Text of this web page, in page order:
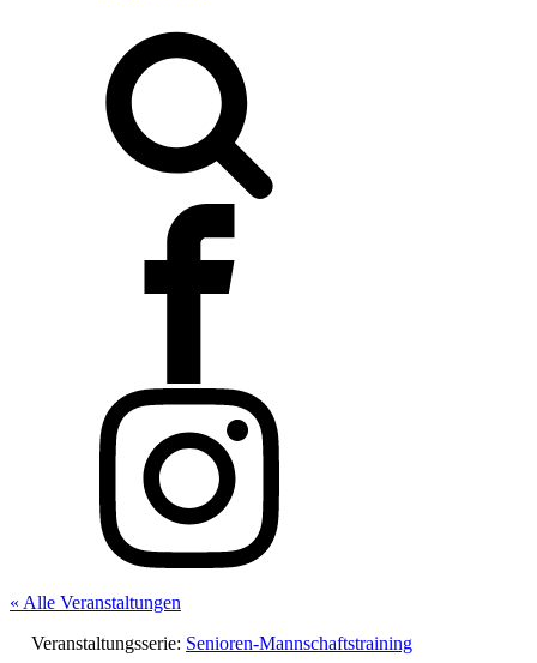
« Alle Veranstaltungen
Veranstaltungsserie: Senioren-Mannschaftstraining